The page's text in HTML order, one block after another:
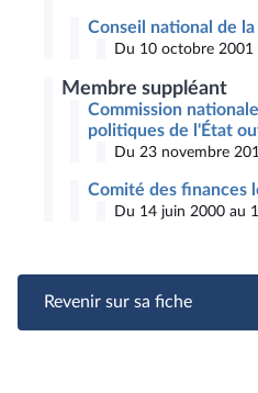
Conseil national de
Du 10 octobre
Membre suppléant
Commission
politiques de l'État
Du 23 novembre
Comité des finances
Du 14 juin 2000 au
Revenir sur sa fiche